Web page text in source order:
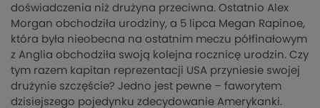
doświadczenia niż drużyna przeciwna. Ostatnio Alex
Morgan obchodziła urodziny, a 5 lipca Megan Rapinoe,
która była nieobecna na ostatnim meczu półfinałowym
z Anglia obchodziła swoją kolejna rocznicę urodzin. Czy
tym razem kapitan reprezentacji USA przyniesie swojej
drużynie szczęście? Jedno jest pewne – faworytem
dzisiejszego pojedynku zdecydowanie Amerykanki.